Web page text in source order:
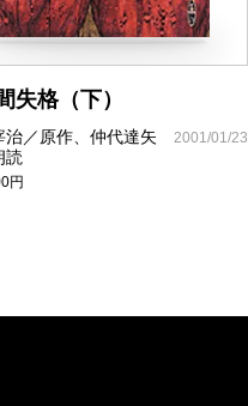
失格（下）
治／原作、仲代達矢
読
円
2001/01/23